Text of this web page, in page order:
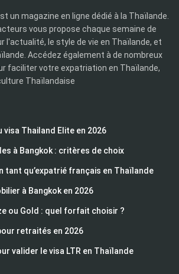
un magazine en ligne dédié à la Thaïlande.
vous propose chaque semaine de
l'actualité, le style de vie en Thaïlande, et
Accédez également à de nombreux
faciliter votre expatriation en Thaïlande,
Thaïlandaise
visa Thailand Elite en 2026
à Bangkok : critères de choix
tant qu’expatrié français en Thaïlande
à Bangkok en 2026
ou Gold : quel forfait choisir ?
retraités en 2026
valider le visa LTR en Thaïlande